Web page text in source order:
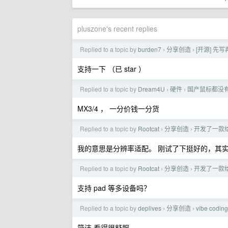
pluszone's recent replies
Replied to a topic byburden7 › 分享创造 › [开源] 先写
支持一下 （已 star ）
Replied to a topic by Dream4U › 硬件 › 国产鼠标都没
MX3/4 ， 一分价钱一分货
Replied to a topic by Rootcat › 分享创造 › 开发了一款
我的意思是分辨率适配。 刚试了下挺好的，其
Replied to a topic by Rootcat › 分享创造 › 开发了一款
支持 pad 等多设备吗？
Replied to a topic bydeplives › 分享创造 › vibe